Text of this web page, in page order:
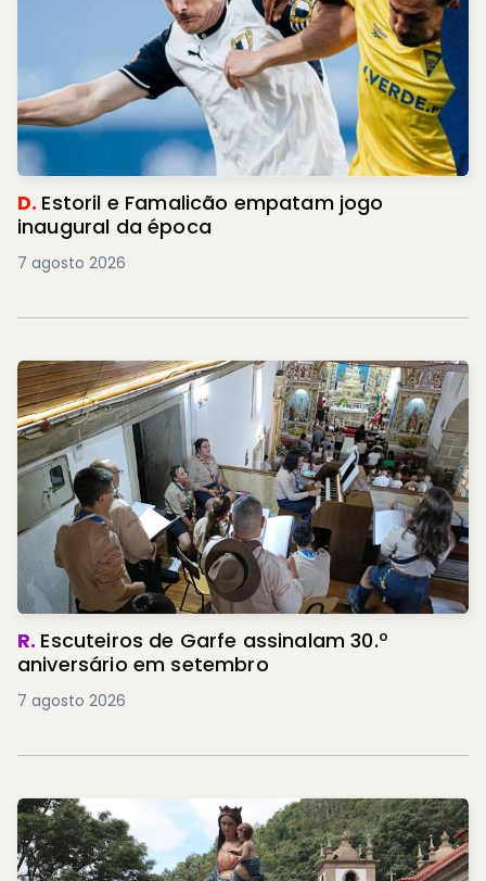
D. Estoril e Famalicão empatam jogo
inaugural da época
7 agosto 2026
R. Escuteiros de Garfe assinalam 30.º
aniversário em setembro
7 agosto 2026